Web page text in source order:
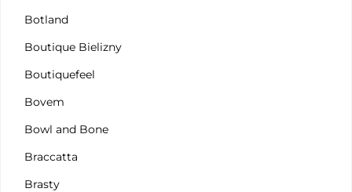
Botland
Boutique Bielizny
Boutiquefeel
Bovem
Bowl and Bone
Braccatta
Brasty